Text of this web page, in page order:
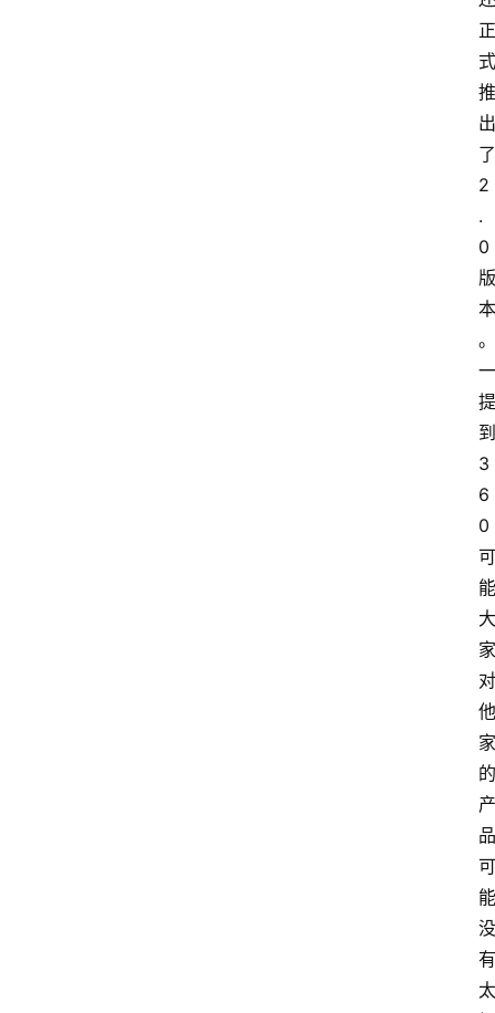
正
式
推
出
了
2
.
0
版
本
。
一
提
到
3
6
0
可
能
大
家
对
他
家
的
产
品
可
能
没
有
太